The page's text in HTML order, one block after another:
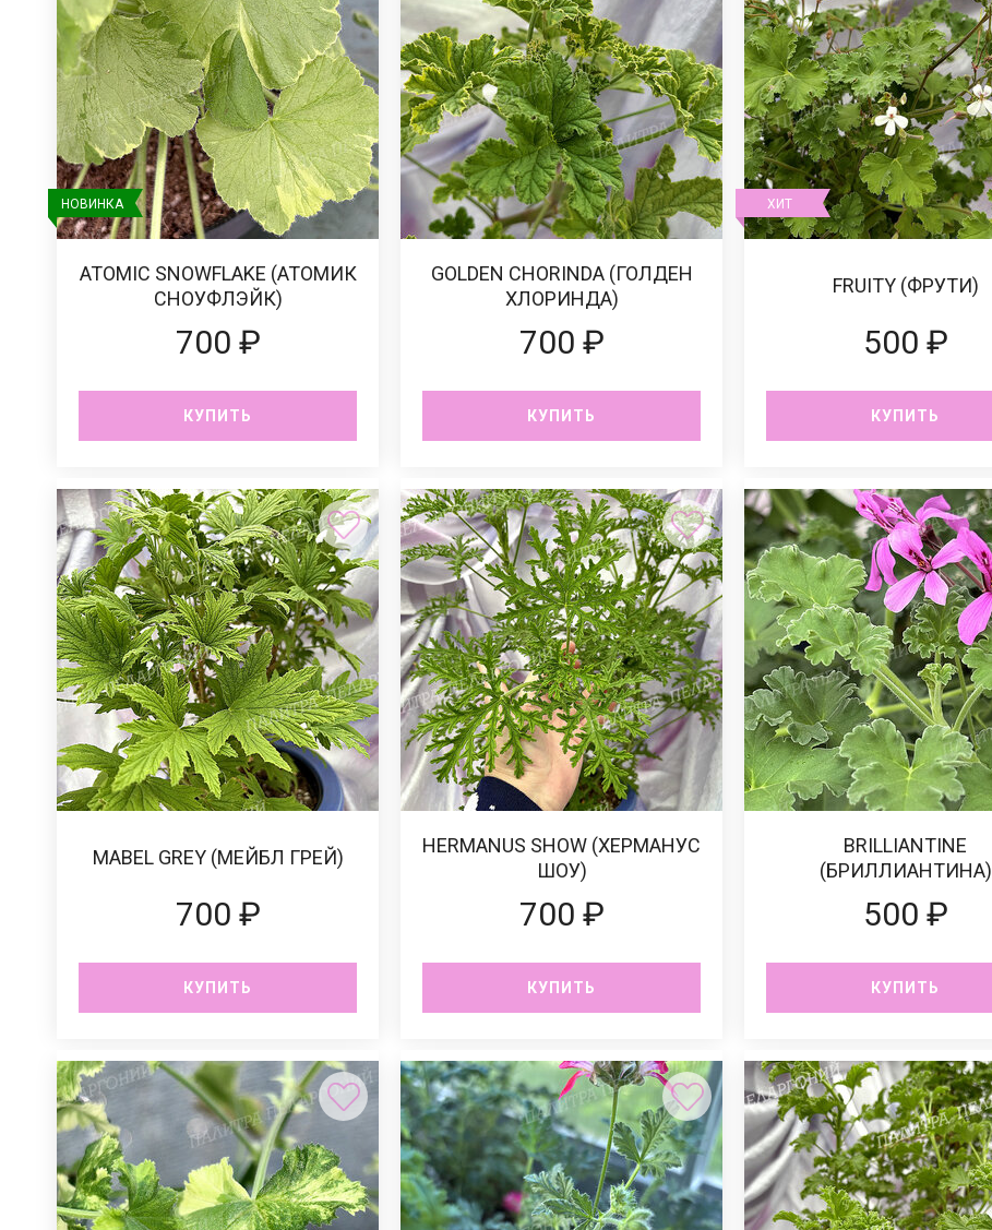
НОВИНКА
ATOMIC SNOWFLAKE (АТОМИК
СНОУФЛЭЙК)
700 ₽
КУПИТЬ
GOLDEN CHORINDA (ГОЛДЕН
ХЛОРИНДА)
700 ₽
КУПИТЬ
ХИТ
FRUITY (ФРУТИ)
500 ₽
КУПИТЬ
MABEL GREY (МЕЙБЛ ГРЕЙ)
700 ₽
КУПИТЬ
HERMANUS SHOW (ХЕРМАНУС
ШОУ)
700 ₽
КУПИТЬ
BRILLIANTINE
(БРИЛЛИАНТИНА)
500 ₽
КУПИТЬ